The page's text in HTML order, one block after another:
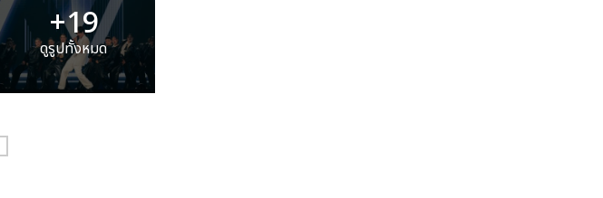
+19
ดูรูปทั้งหมด